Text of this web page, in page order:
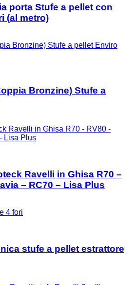
porta Stufe a pellet con
(al metro)
Bronzine) Stufe a
Ravelli in Ghisa R70 –
– RC70 – Lisa Plus
stufe a pellet estrattore